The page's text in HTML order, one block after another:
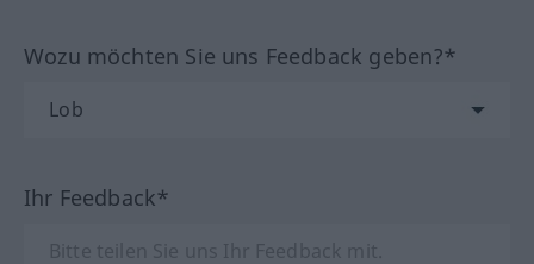
Wozu möchten Sie uns Feedback geben?*
Ihr Feedback*